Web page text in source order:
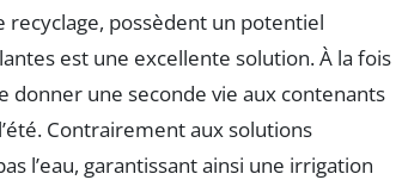
recyclage, possèdent un potentiel
est une excellente solution. À la fois
donner une seconde vie aux contenants
Contrairement aux solutions
l’eau, garantissant ainsi une irrigation